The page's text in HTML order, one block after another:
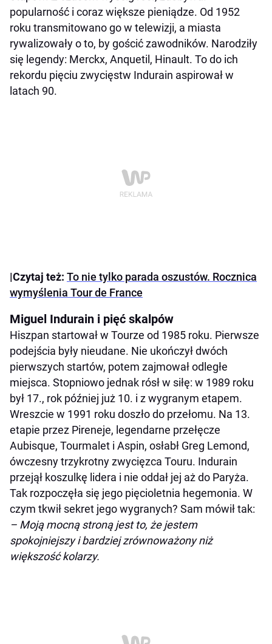
popularność i coraz większe pieniądze. Od 1952
roku transmitowano go w telewizji, a miasta
rywalizowały o to, by gościć zawodników. Narodziły
się legendy: Merckx, Anquetil, Hinault. To do ich
rekordu pięciu zwycięstw Indurain aspirował w
latach 90.
|Czytaj też: To nie tylko parada oszustów. Rocznica
wymyślenia Tour de France
Miguel Indurain i pięć skalpów
Hiszpan startował w Tourze od 1985 roku. Pierwsze
podejścia były nieudane. Nie ukończył dwóch
pierwszych startów, potem zajmował odległe
miejsca. Stopniowo jednak rósł w siłę: w 1989 roku
był 17., rok później już 10. i z wygranym etapem.
Wreszcie w 1991 roku doszło do przełomu. Na 13.
etapie przez Pireneje, legendarne przełęcze
Aubisque, Tourmalet i Aspin, osłabł Greg Lemond,
ówczesny trzykrotny zwycięzca Touru. Indurain
przejął koszulkę lidera i nie oddał jej aż do Paryża.
Tak rozpoczęła się jego pięcioletnia hegemonia. W
czym tkwił sekret jego wygranych? Sam mówił tak:
– Moją mocną stroną jest to, że jestem
spokojniejszy i bardziej zrównoważony niż
większość kolarzy.